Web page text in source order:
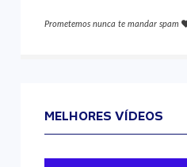
Prometemos nunca te mandar spam
MELHORES VÍDEOS